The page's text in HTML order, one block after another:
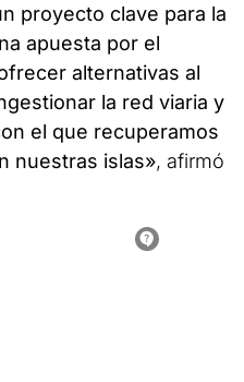
proyecto clave para la
apuesta por el
alternativas al
la red viaria y
el que recuperamos
nuestras islas», afirmó